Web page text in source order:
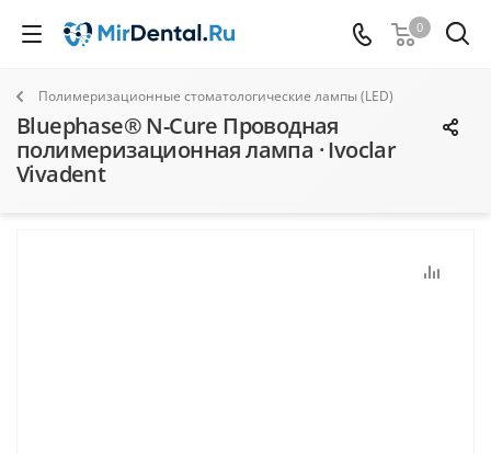
0
Полимеризационные стоматологические лампы (LED)
Bluephase® N-Cure Проводная
полимеризационная лампа · Ivoclar
Vivadent